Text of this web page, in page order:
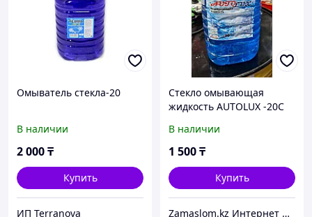
Омыватель стекла-20
В наличии
2 000₸
Купить
ИП Terranova
Стекло омывающая
жидкость AUTOLUX -20С
В наличии
1 500₸
Купить
Zamaslom.kz Интернет магазин.